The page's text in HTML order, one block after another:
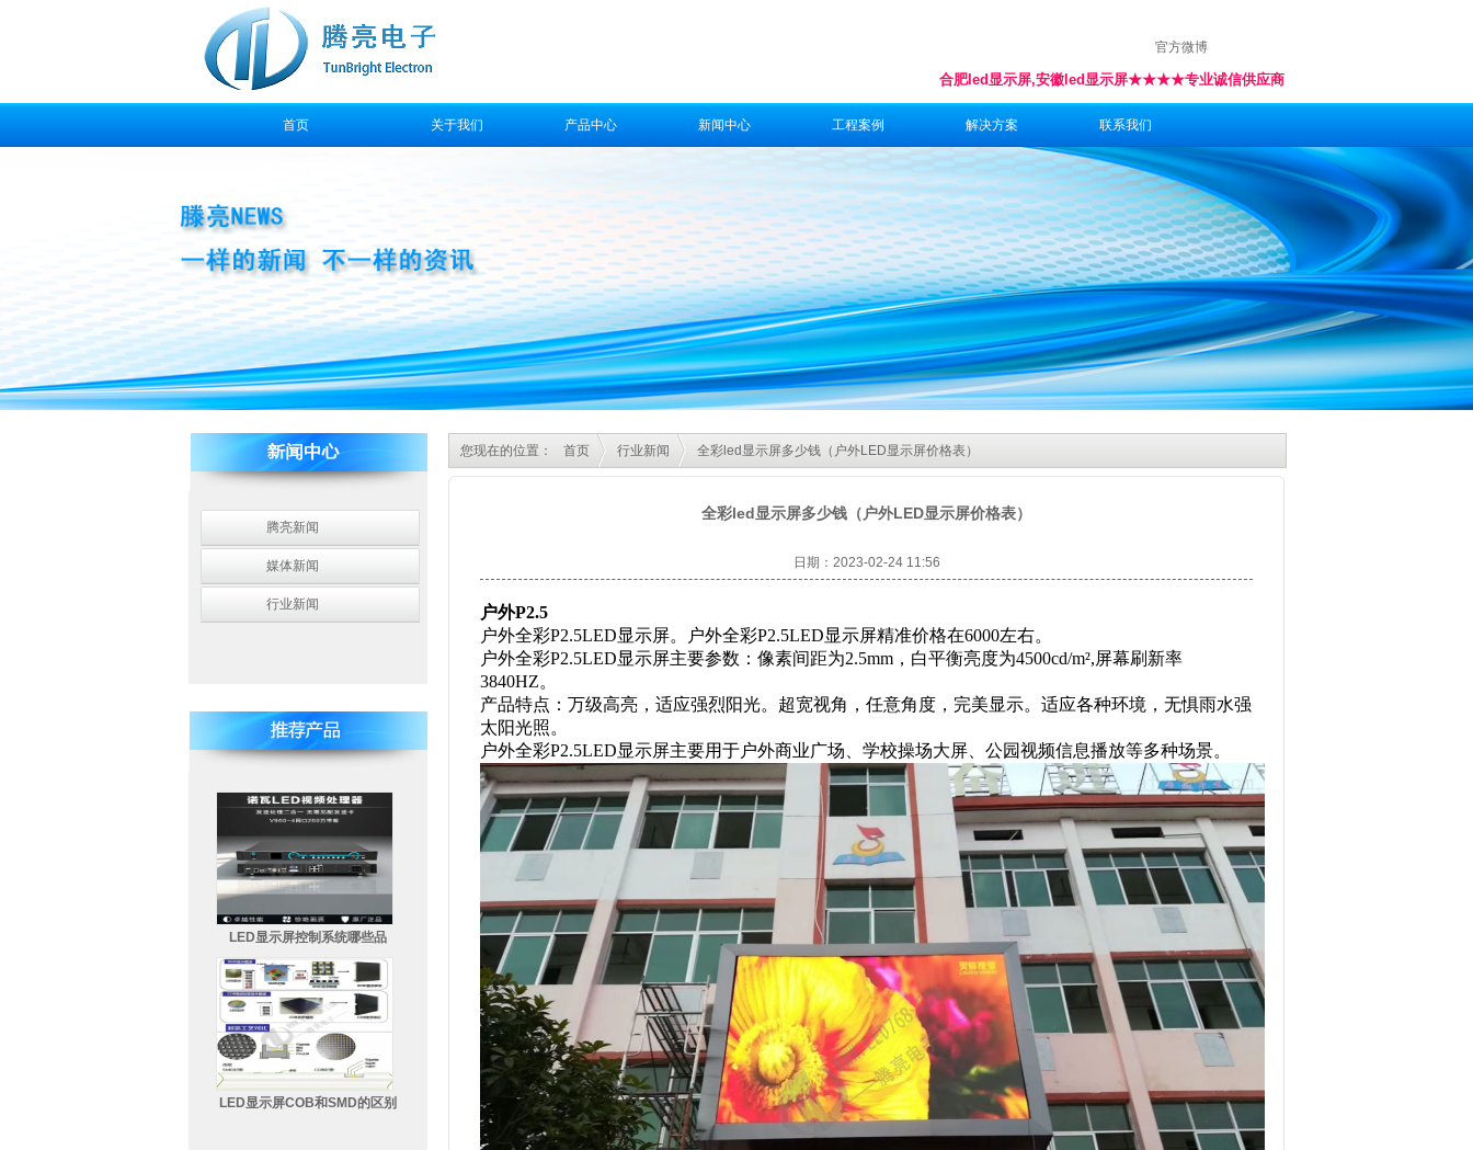
官方微博
合肥led显示屏,安徽led显示屏★★★★专业诚信供应商
首页 关于我们 产品中心 新闻中心 工程案例 解决方案 联系我们
腾亮新闻
媒体新闻
行业新闻
LED显示屏控制系统哪些品
LED显示屏COB和SMD的区别
您现在的位置： 首页 行业新闻 全彩led显示屏多少钱（户外LED显示屏价格表）
全彩led显示屏多少钱（户外LED显示屏价格表）
日期： 2023-02-24 11:56
户外P2.5
户外全彩P2.5LED显示屏。户外全彩P2.5LED显示屏精准价格在6000左右。
户外全彩P2.5LED显示屏主要参数：像素间距为2.5mm，白平衡亮度为4500cd/m²,屏幕刷新率
3840HZ。
产品特点：万级高亮，适应强烈阳光。超宽视角，任意角度，完美显示。适应各种环境，无惧雨水强
太阳光照。
户外全彩P2.5LED显示屏主要用于户外商业广场、学校操场大屏、公园视频信息播放等多种场景。